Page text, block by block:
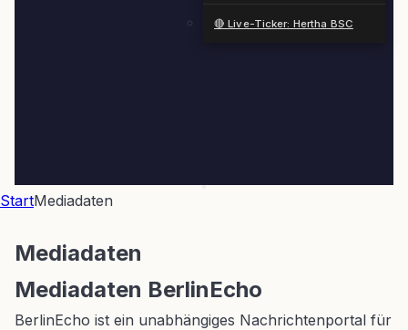
🔴 Live-Ticker: Hertha BSC
StartMediadaten
Mediadaten
Mediadaten BerlinEcho
BerlinEcho ist ein unabhängiges Nachrichtenportal für